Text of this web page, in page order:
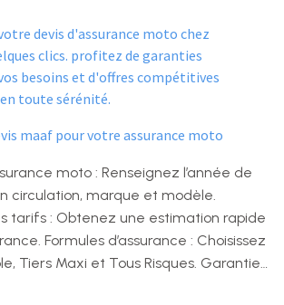
maaf pour votre assurance moto
moto : Renseignez l’année de
circulation, marque et modèle.
tarifs : Obtenez une estimation rapide
Formules d’assurance : Choisissez
Tiers Maxi et Tous Risques. Garantie…